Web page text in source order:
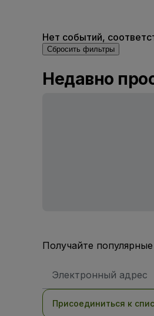
Нет событий,
Сбросить фильтры
Недавно
Получайте
электронной
Присоединиться к